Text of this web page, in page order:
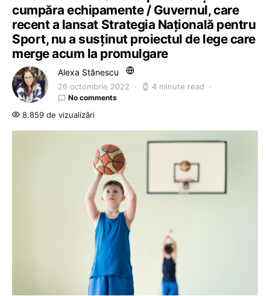
cumpăra echipamente / Guvernul, care
recent a lansat Strategia Națională pentru
Sport, nu a susținut proiectul de lege care
merge acum la promulgare
Alexa Stănescu
26 octombrie 2022 4 minute read
No comments
8.859 de vizualizări